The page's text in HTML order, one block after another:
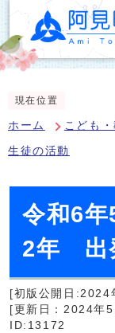
現在位置
ホーム こども・
生徒の活動
令和6年
2年 出
[初版公開日:2024
[更新日：2024年
ID:13172